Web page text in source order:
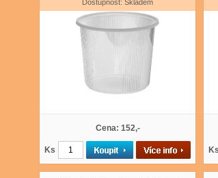
Dostupnost: Skladem
Cena: 152,-
Ks Ks